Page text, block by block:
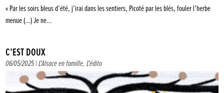
« Par les soirs bleus d’été, j’irai dans les sentiers, Picoté par les blés, fouler l’herbe
menue (…) Je ne…
C’EST DOUX
06/05/2025 |L'Alsace en famille,L'édito